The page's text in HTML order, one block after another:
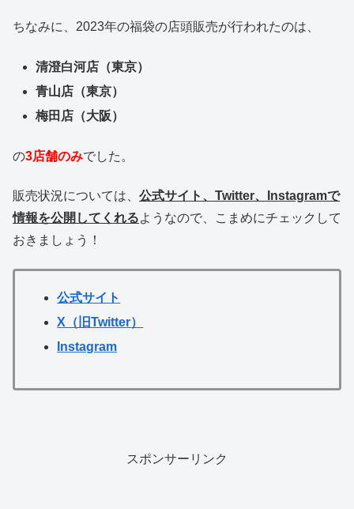
ちなみに、2023年の福袋の店頭販売が行われたのは、
清澄白河店（東京）
青山店（東京）
梅田店（大阪）
の3店舗のみでした。
販売状況については、 公式サイト、Twitter、Instagramで
情報を公開してくれるようなので、こまめにチェックして
おきましょう！
公式サイト
X（旧Twitter）
Instagram
スポンサーリンク